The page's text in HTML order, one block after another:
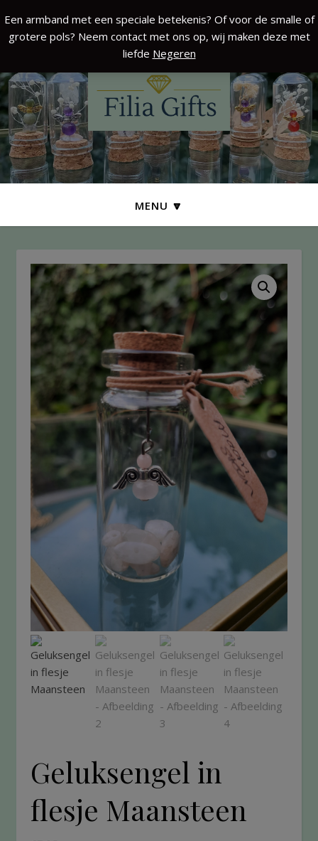
Een armband met een speciale betekenis? Of voor de smalle of
grotere pols? Neem contact met ons op, wij maken deze met
liefde Negeren
MENU 🔽
Geluksengel in
flesje Maansteen